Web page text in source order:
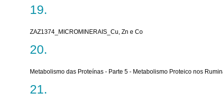
ZAZ1374_MICROMINERAIS_Cu, Zn e Co
Metabolismo das Proteínas - Parte 5 - Metabolismo Proteico nos